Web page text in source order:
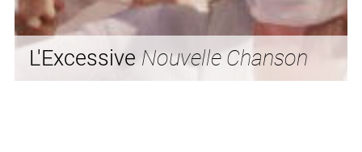
L'Excessive Nouvelle Chanson